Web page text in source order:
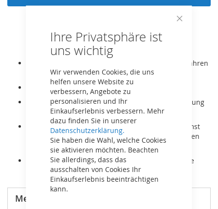
Ihre Privatsphäre ist
uns wichtig
Wir verwenden Cookies, die uns
helfen unsere Website zu
verbessern, Angebote zu
personalisieren und Ihr
Einkaufserlebnis verbessern. Mehr
dazu finden Sie in unserer
Datenschutzerklärung.
Sie haben die Wahl, welche Cookies
sie aktivieren möchten. Beachten
Sie allerdings, dass das
ausschalten von Cookies Ihr
Einkaufserlebnis beeinträchtigen
kann.
Der BERG XL ist für Kinder und Erwachsene ab 5 Jahren
bzw. Körpergröße 125-190cm geeignet.
Er wächst mit dank verstellbarem Sitz
Sehr robuster Rahmen, auch für gewerbliche Nutzung
geeignet
Mit dem BFR System kann mit den Pedalen gebremst
werden und nach dem Stillstand rückwärts gefahren
werden
Er ist mit komfortablen Luftreifen und Pendelachse
ausgestattet
Mehr Informationen